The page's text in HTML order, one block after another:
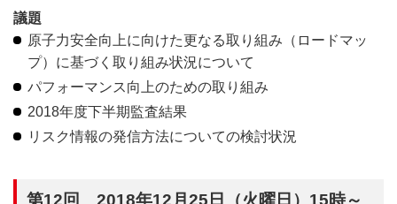
議題
原子力安全向上に向けた更なる取り組み（ロードマッ
プ）に基づく取り組み状況について
パフォーマンス向上のための取り組み
2018年度下半期監査結果
リスク情報の発信方法についての検討状況
第12回 2018年12月25日（火曜日）15時～